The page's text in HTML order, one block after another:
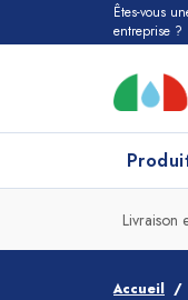
Êtes-vous
entreprise ?
Tous
Quel
Livraison
Accueil